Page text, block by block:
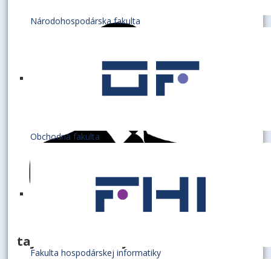
Národohospodárska fakulta
Obchodná fakulta
Fakulta hospodárskej informatiky
tajomník katedry